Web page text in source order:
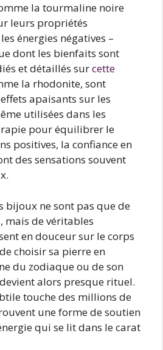
la tourmaline noire
leurs propriétés
énergies négatives –
dont les bienfaits sont
et détaillés surcette
la rhodonite, sont
apaisants sur les
utilisées dans les
pour équilibrer le
positives, la confiance en
des sensations souvent
bijoux ne sont pas que de
mais de véritables
en douceur sur le corps
choisir sa pierre en
du zodiaque ou de son
alors presque rituel.
touche des millions de
une forme de soutien
qui se lit dans le carat